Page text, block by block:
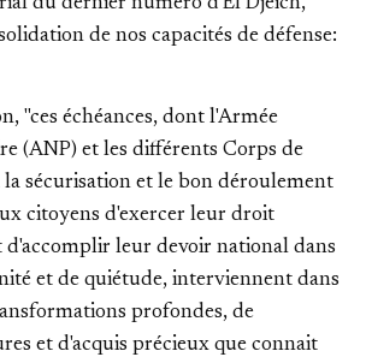
du dernier numéro d'El Djeïch,
de nos capacités de défense:
"ces échéances, dont l'Armée
(ANP) et les différents Corps de
sécurisation et le bon déroulement
citoyens d'exercer leur droit
leur devoir national dans
et de quiétude, interviennent dans
profondes, de
et d'acquis précieux que connait